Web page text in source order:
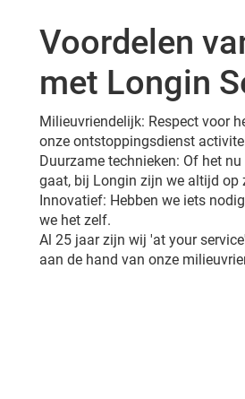
Voordelen
met Longin
Milieuvriendelijk: Respect voor
onze ontstoppingsdienst
Duurzame technieken: Of het
gaat, bij Longin zijn we altijd op
Innovatief: Hebben we iets
we het zelf.
Al 25 jaar zijn wij 'at your
aan de hand van onze